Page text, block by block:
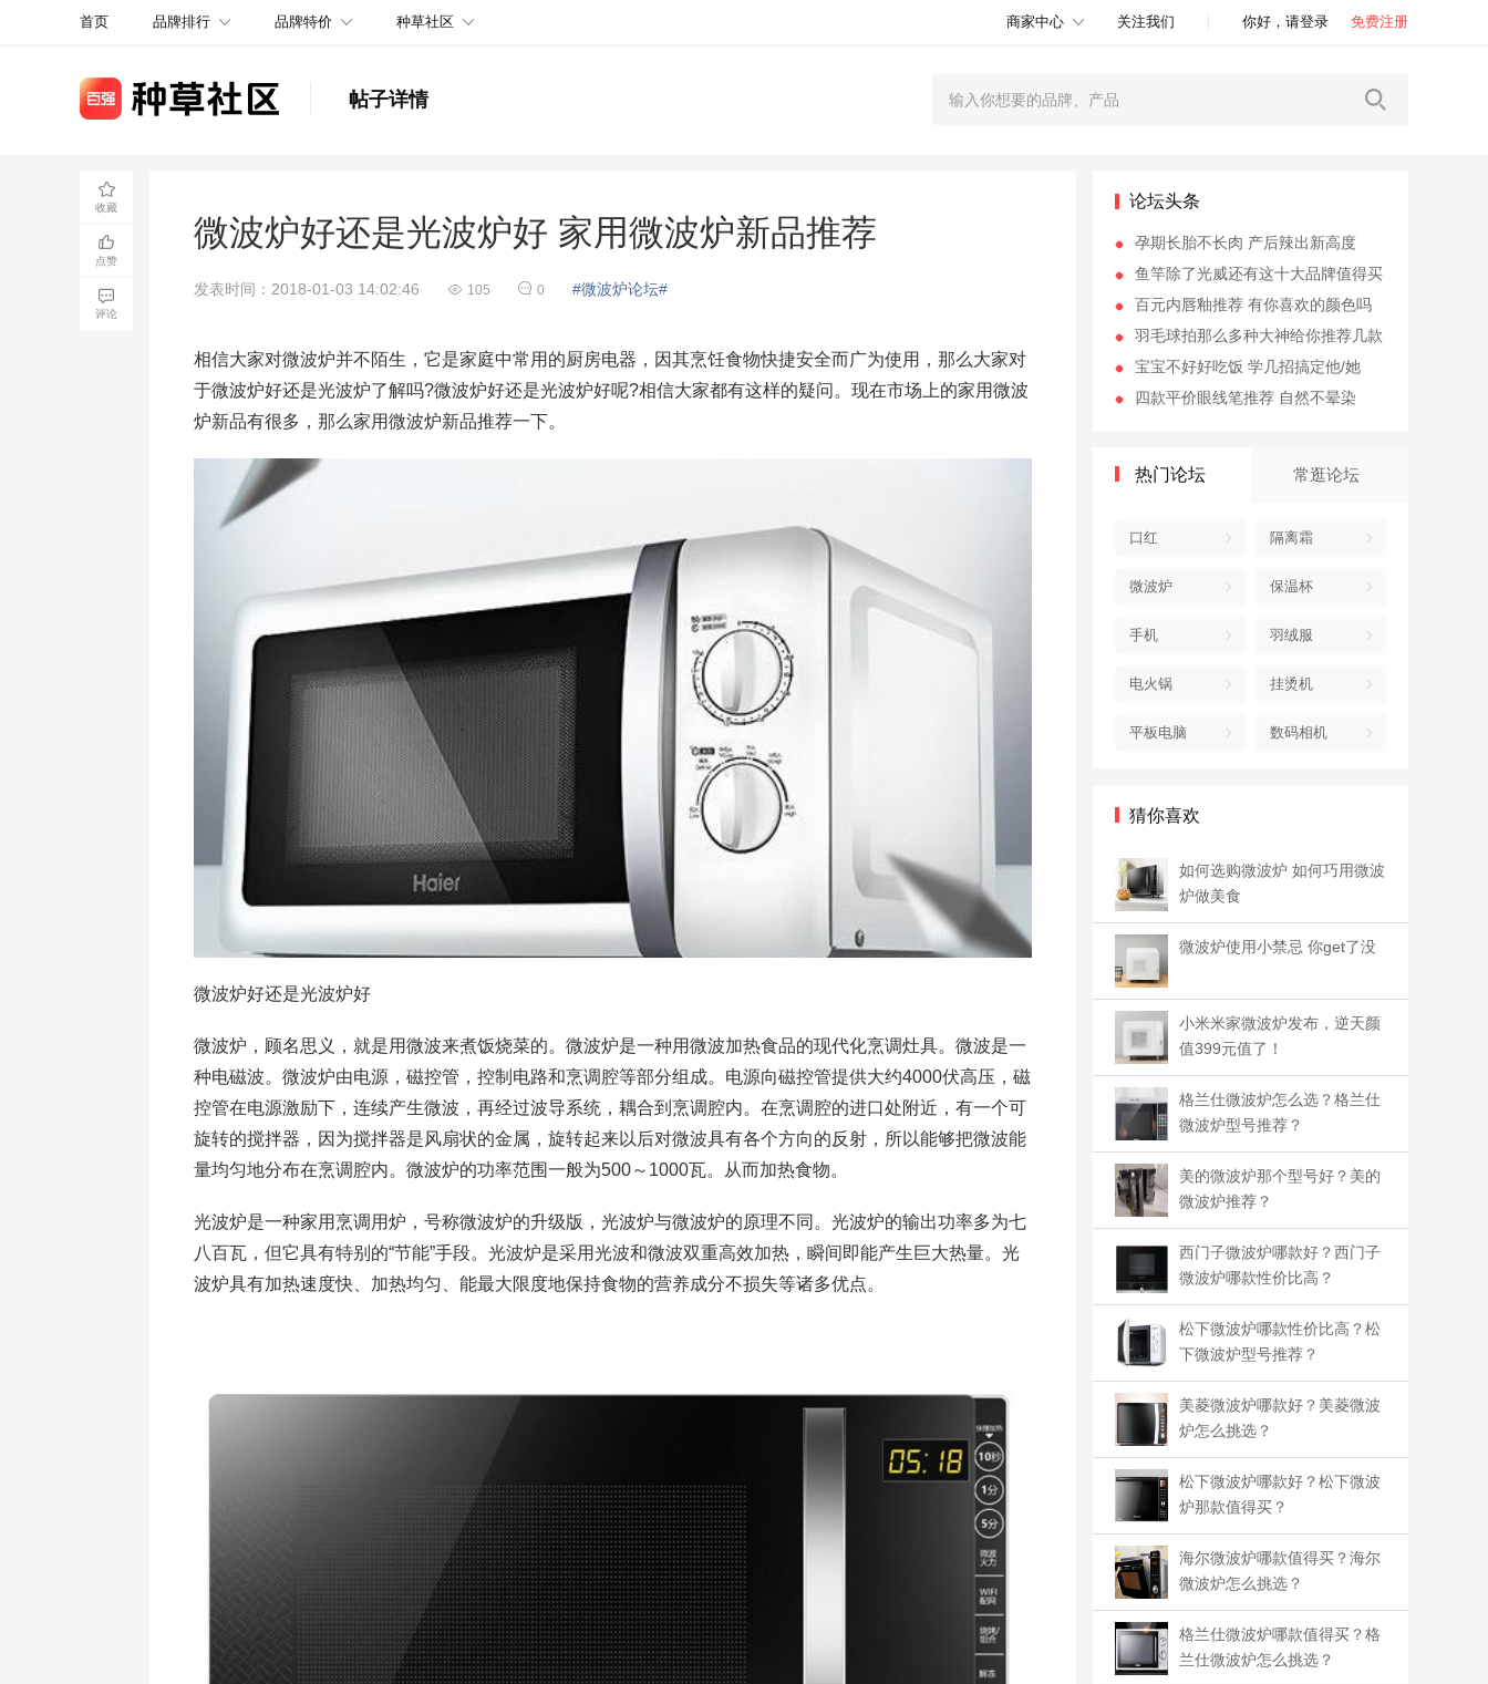
首页 品牌排行 品牌特价 种草社区 商家中心 关注我们 你好，请登录 免费注册
帖子详情
收藏
点赞
评论
微波炉好还是光波炉好 家用微波炉新品推荐
发表时间：2018-01-03 14:02:46 105 0 #微波炉论坛#
相信大家对微波炉并不陌生，它是家庭中常用的厨房电器，因其烹饪食物快捷安全而广为使用，那么大家对
于微波炉好还是光波炉了解吗?微波炉好还是光波炉好呢?相信大家都有这样的疑问。现在市场上的家用微波
炉新品有很多，那么家用微波炉新品推荐一下。
微波炉好还是光波炉好
微波炉，顾名思义，就是用微波来煮饭烧菜的。微波炉是一种用微波加热食品的现代化烹调灶具。微波是一
种电磁波。微波炉由电源，磁控管，控制电路和烹调腔等部分组成。电源向磁控管提供大约4000伏高压，磁
控管在电源激励下，连续产生微波，再经过波导系统，耦合到烹调腔内。在烹调腔的进口处附近，有一个可
旋转的搅拌器，因为搅拌器是风扇状的金属，旋转起来以后对微波具有各个方向的反射，所以能够把微波能
量均匀地分布在烹调腔内。微波炉的功率范围一般为500～1000瓦。从而加热食物。
光波炉是一种家用烹调用炉，号称微波炉的升级版，光波炉与微波炉的原理不同。光波炉的输出功率多为七
八百瓦，但它具有特别的“节能”手段。光波炉是采用光波和微波双重高效加热，瞬间即能产生巨大热量。光
波炉具有加热速度快、加热均匀、能最大限度地保持食物的营养成分不损失等诸多优点。
论坛头条
孕期长胎不长肉 产后辣出新高度
鱼竿除了光威还有这十大品牌值得买
百元内唇釉推荐 有你喜欢的颜色吗
羽毛球拍那么多种大神给你推荐几款
宝宝不好好吃饭 学几招搞定他/她
四款平价眼线笔推荐 自然不晕染
热门论坛 常逛论坛
口红 隔离霜
微波炉 保温杯
手机 羽绒服
电火锅 挂烫机
平板电脑 数码相机
猜你喜欢
如何选购微波炉 如何巧用微波
炉做美食
微波炉使用小禁忌 你get了没
小米米家微波炉发布，逆天颜
值399元值了！
格兰仕微波炉怎么选？格兰仕
微波炉型号推荐？
美的微波炉那个型号好？美的
微波炉推荐？
西门子微波炉哪款好？西门子
微波炉哪款性价比高？​
松下微波炉哪款性价比高？松
下微波炉型号推荐？
美菱微波炉哪款好？美菱微波
炉怎么挑选？
松下微波炉哪款好？松下微波
炉那款值得买？
海尔微波炉哪款值得买？海尔
微波炉怎么挑选？
格兰仕微波炉哪款值得买？格
兰仕微波炉怎么挑选？